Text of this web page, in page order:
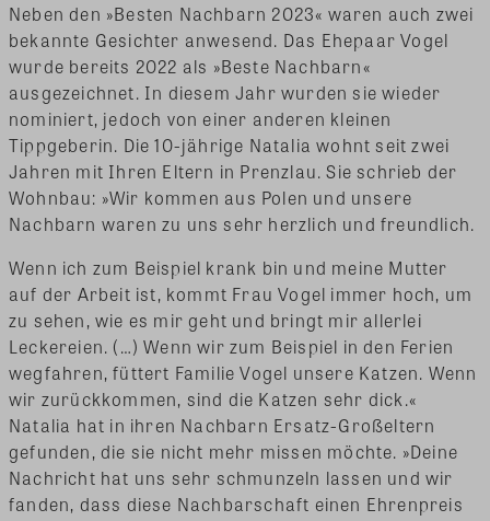
Neben den »Besten Nachbarn 2023« waren auch zwei
bekannte Gesichter anwesend. Das Ehepaar Vogel
wurde bereits 2022 als »Beste Nachbarn«
ausgezeichnet. In diesem Jahr wurden sie wieder
nominiert, jedoch von einer anderen kleinen
Tippgeberin. Die 10-jährige Natalia wohnt seit zwei
Jahren mit Ihren Eltern in Prenzlau. Sie schrieb der
Wohnbau: »Wir kommen aus Polen und unsere
Nachbarn waren zu uns sehr herzlich und freundlich.
Wenn ich zum Beispiel krank bin und meine Mutter
auf der Arbeit ist, kommt Frau Vogel immer hoch, um
zu sehen, wie es mir geht und bringt mir allerlei
Leckereien. (…) Wenn wir zum Beispiel in den Ferien
wegfahren, füttert Familie Vogel unsere Katzen. Wenn
wir zurückkommen, sind die Katzen sehr dick.«
Natalia hat in ihren Nachbarn Ersatz-Großeltern
gefunden, die sie nicht mehr missen möchte. »Deine
Nachricht hat uns sehr schmunzeln lassen und wir
fanden, dass diese Nachbarschaft einen Ehrenpreis